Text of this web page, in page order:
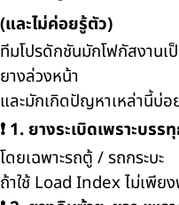
(และไม่ค่อยรู้ตัว)
ทีมโปรดักชันมักโฟกัสงานเ
ยางล่วงหน้า
และมักเกิดปัญหาเหล่านี้บ่อ
❗ 1. ยางระเบิดเพราะบร
โดยเฉพาะรถตู้ / รถกระบะ
ถ้าใช้ Load Index ไม่เพีย